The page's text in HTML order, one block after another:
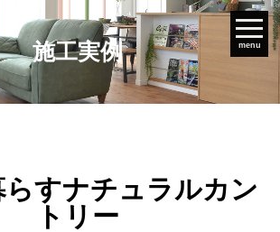
menu
施工実例
すナチュラルカン
トリー